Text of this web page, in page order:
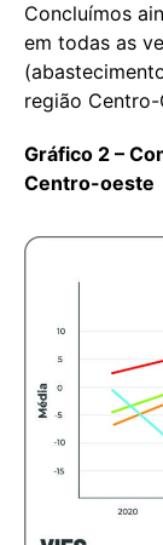
Concluímos
em todas as
região Centro-
Gráfico 2 –
Centro-oeste